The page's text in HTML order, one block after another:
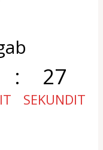
: 26
SEKUNDIT